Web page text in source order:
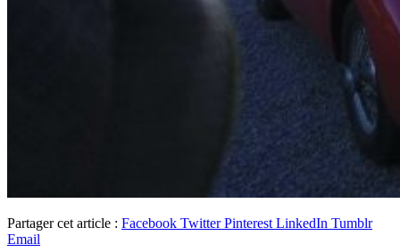
Partager cet article : Facebook Twitter Pinterest LinkedIn Tumblr
Email